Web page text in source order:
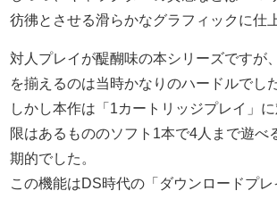
彷彿とさせる滑らかなグラフィックに仕
対人プレイが醍醐味の本シリーズですが
を揃えるのは当時かなりのハードルでし
しかし本作は「1カートリッジプレイ」
限はあるもののソフト1本で4人まで遊べ
期的でした。
この機能はDS時代の「ダウンロードプ